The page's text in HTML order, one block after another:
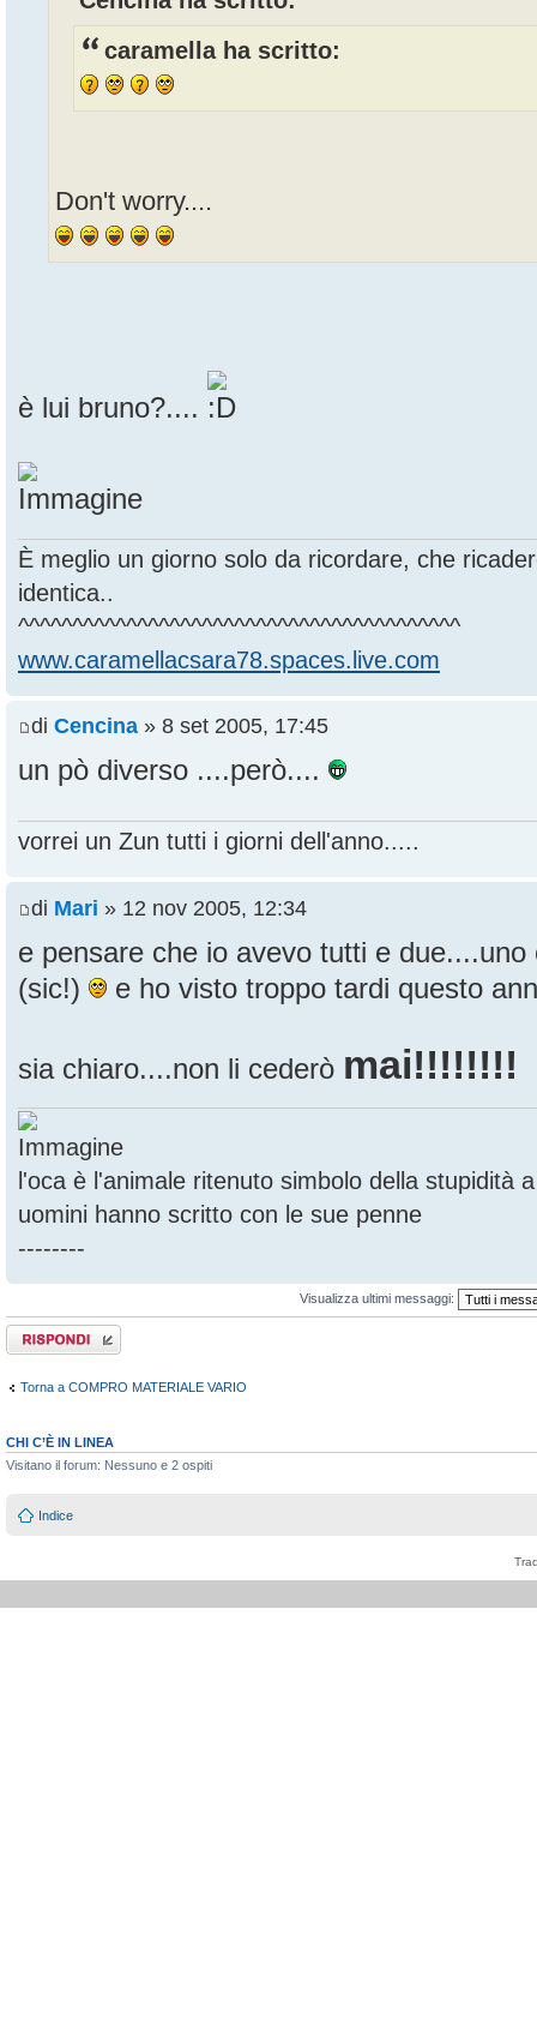
caramella ha scritto:
Don't worry....
è lui bruno?....
È meglio un giorno solo da ricordare, che
identica..
^^^^^^^^^^^^^^^^^^^^^^^^^^^^^^^^^^^^^^^^^
www.caramellacsara78.spaces.live.com
di Cencina » 8 set 2005, 17:45
un pò diverso ....però....
vorrei un Zun tutti i giorni dell'anno.....
di Mari » 12 nov 2005, 12:34
e pensare che io avevo tutti e
(sic!)
e ho visto troppo tardi questo
sia chiaro....non li cederò mai!!!!!!!!
l'oca è l'animale ritenuto simbolo della stupidità
uomini hanno scritto con le sue penne
--------
Visualizza ultimi messaggi:
Rispondi al
messaggio
Torna a COMPRO MATERIALE VARIO
CHI C’È IN LINEA
Visitano il forum: Nessuno e 2 ospiti
Indice